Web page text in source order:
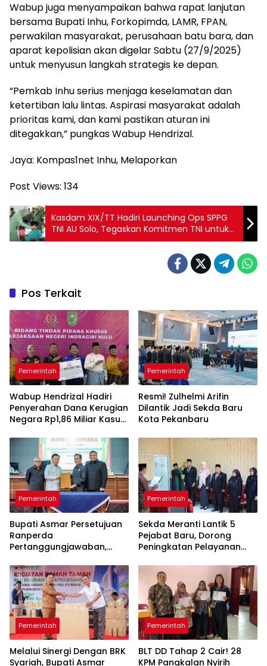
Wabup juga menyampaikan bahwa rapat lanjutan
bersama Bupati Inhu, Forkopimda, LAMR, FPAN,
perwakilan masyarakat, perusahaan batu bara, dan
aparat kepolisian akan digelar Sabtu (27/9/2025)
untuk menyusun langkah strategis ke depan.
“Pemkab Inhu serius menjaga keselamatan dan
ketertiban lalu lintas. Aspirasi masyarakat adalah
prioritas kami, dan kami pastikan aturan ini
ditegakkan,” pungkas Wabup Hendrizal.
Jaya: Kompas1net Inhu, Melaporkan
Post Views: 134
Kasdam XIX/TT Hadiri Launching Ops SPPG
TNI AU Solo, Tegaskan Komitmen TNI untuk
Pendidikan Bangsa
Pos Terkait
Pemerintah
Wabup Hendrizal Hadiri
Penyerahan Dana Kerugian
Negara Rp1,86 Miliar Kasus
Pemerintah
Resmi! Zulhelmi Arifin
Dilantik Jadi Sekda Baru
Kota Pekanbaru
Pemerintah
Bupati Asmar Persetujuan
Ranperda
Pertanggungjawaban,
Pemkab dan DPRD
Pemerintah
Sekda Meranti Lantik 5
Pejabat Baru, Dorong
Peningkatan Pelayanan
Pemerintah
Melalui Sinergi Dengan BRK
Syariah, Bupati Asmar
Pemerintah
BLT DD Tahap 2 Cair! 28
KPM Pangkalan Nyirih